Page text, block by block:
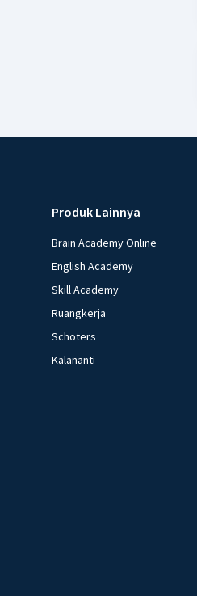
Produk Lainnya
Brain Academy Online
English Academy
Skill Academy
Ruangkerja
Schoters
Kalananti